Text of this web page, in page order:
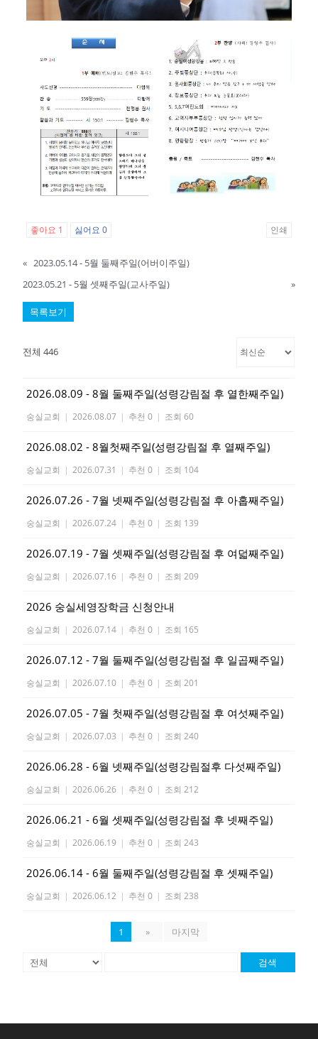
좋아요 1 싫어요0 인쇄
« 2023.05.14 - 5월 둘째주일(어버이주일)
2023.05.21 - 5월 셋째주일(교사주일)
»
목록보기
전체 446
2026.08.09 - 8월 둘째주일(성령강림절 후 열한째주일)
숭실교회 | 2026.08.07 | 추천 0 | 조회 60
2026.08.02 - 8월첫째주일(성령강림절 후 열째주일)
숭실교회 | 2026.07.31 | 추천 0 | 조회 104
2026.07.26 - 7월 넷째주일(성령강림절 후 아홉째주일)
숭실교회 | 2026.07.24 | 추천 0 | 조회 139
2026.07.19 - 7월 셋째주일(성령강림절 후 여덟째주일)
숭실교회 | 2026.07.16 | 추천 0 | 조회 209
2026 숭실세영장학금 신청안내
숭실교회 | 2026.07.14 | 추천 0 | 조회 165
2026.07.12 - 7월 둘째주일(성령강림절 후 일곱째주일)
숭실교회 | 2026.07.10 | 추천 0 | 조회 201
2026.07.05 - 7월 첫째주일(성령강림절 후 여섯째주일)
숭실교회 | 2026.07.03 | 추천 0 | 조회 240
2026.06.28 - 6월 넷째주일(성령강림절후 다섯째주일)
숭실교회 | 2026.06.26 | 추천 0 | 조회 212
2026.06.21 - 6월 셋째주일(성령강림절 후 넷째주일)
숭실교회 | 2026.06.19 | 추천 0 | 조회 243
2026.06.14 - 6월 둘째주일(성령강림절 후 셋째주일)
숭실교회 | 2026.06.12 | 추천 0 | 조회 238
1 » 마지막
검색